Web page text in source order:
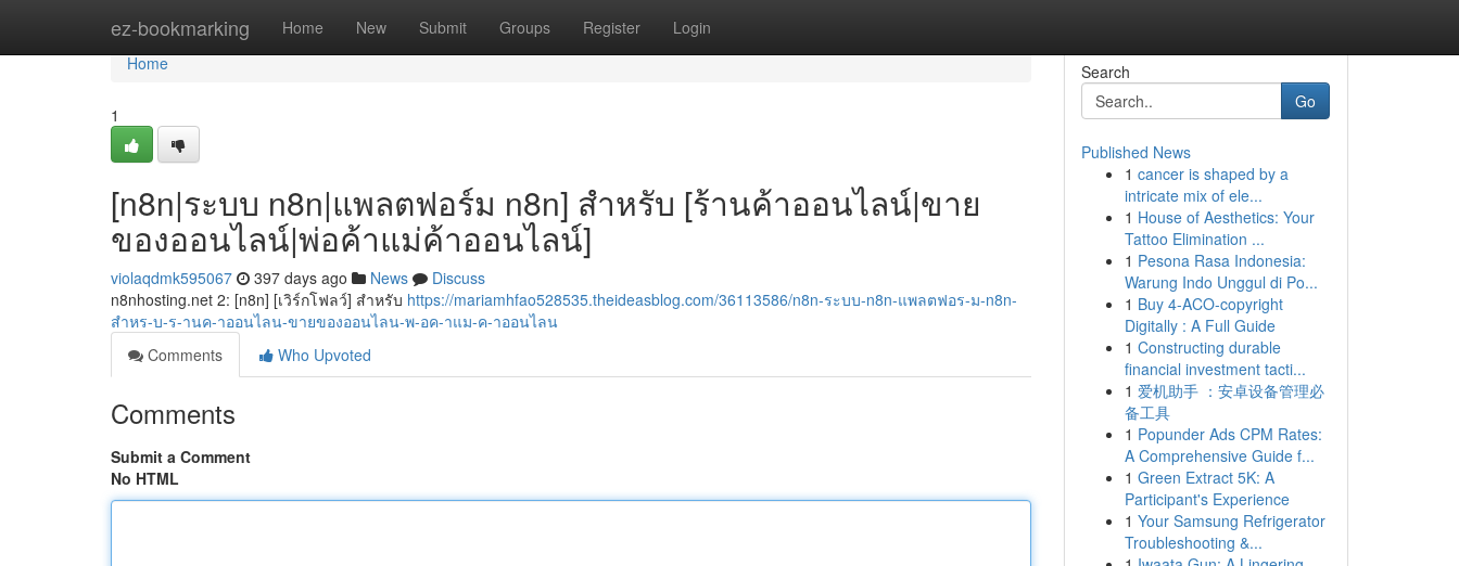
ez-bookmarking Home New Submit Groups Register Login
Home
Home
1
[n8n|ระบบ n8n|แพลตฟอร์ม n8n] สำหรับ [ร้านค้าออนไลน์|ขาย
ของออนไลน์|พ่อค้าแม่ค้าออนไลน์]
violaqdmk595067 397 days ago News
Discuss
n8nhosting.net 2: [n8n] [เวิร์กโฟลว์] สำหรับ https://mariamhfao528535.theideasblog.com/36113586/n8n-ระบบ-n8n-แพลตฟอร-ม-n8n-
สำหร-บ-ร-านค-าออนไลน-ขายของออนไลน-พ-อค-าแม-ค-าออนไลน
Comments
Who Upvoted
Comments
Submit a Comment
No HTML
Search
Go
Published News
1 cancer is shaped by a
intricate mix of ele...
1 House of Aesthetics: Your
Tattoo Elimination ...
1 Pesona Rasa Indonesia:
Warung Indo Unggul di Po...
1 Buy 4-ACO-copyright
Digitally : A Full Guide
1 Constructing durable
financial investment tacti...
1 爱机助手 ：安卓设备管理必
备工具
1 Popunder Ads CPM Rates:
A Comprehensive Guide f...
1 Green Extract 5K: A
Participant's Experience
1 Your Samsung Refrigerator
Troubleshooting &...